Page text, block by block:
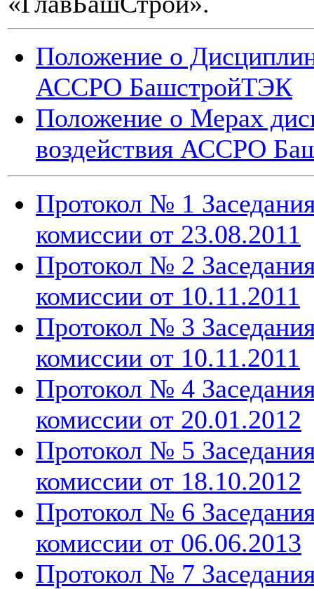
Положение о
АССРО БашстройТЭК
Положение о Мерах
воздействия АССРО
Протокол № 1
комиссии от 23.08.2011
Протокол № 2
комиссии от 10.11.2011
Протокол № 3
комиссии от 10.11.2011
Протокол № 4
комиссии от 20.01.2012
Протокол № 5
комиссии от 18.10.2012
Протокол № 6
комиссии от 06.06.2013
Протокол № 7